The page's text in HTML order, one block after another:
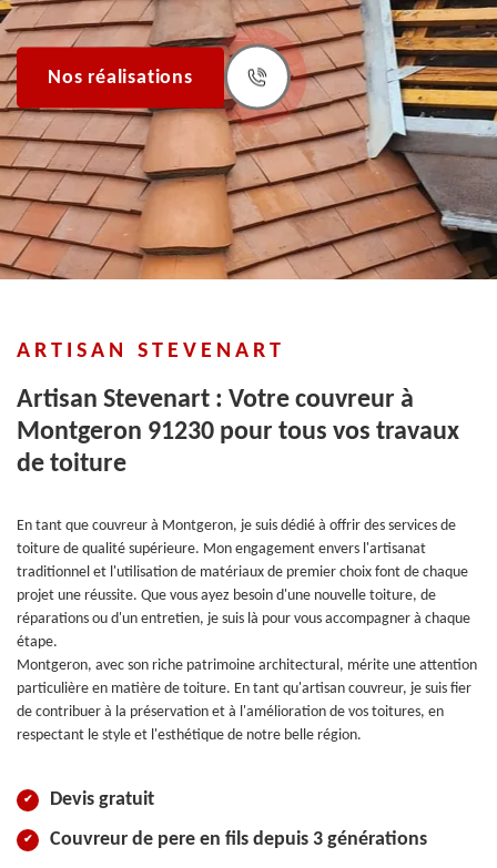
Nos réalisations
ARTISAN STEVENART
Artisan Stevenart : Votre couvreur à
Montgeron 91230 pour tous vos travaux
de toiture
En tant que couvreur à Montgeron, je suis dédié à offrir des services de
toiture de qualité supérieure. Mon engagement envers l'artisanat
traditionnel et l'utilisation de matériaux de premier choix font de chaque
projet une réussite. Que vous ayez besoin d'une nouvelle toiture, de
réparations ou d'un entretien, je suis là pour vous accompagner à chaque
étape.
Montgeron, avec son riche patrimoine architectural, mérite une attention
particulière en matière de toiture. En tant qu'artisan couvreur, je suis fier
de contribuer à la préservation et à l'amélioration de vos toitures, en
respectant le style et l'esthétique de notre belle région.
Devis gratuit
Couvreur de pere en fils depuis 3 générations